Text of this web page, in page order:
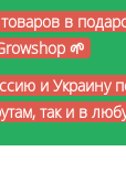
в
🌱
и Украину
так и в